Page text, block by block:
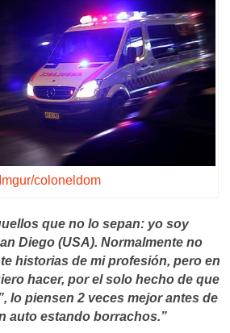
Imgur/coloneldom
que no lo sepan: yo soy
Diego (USA). Normalmente no
historias de mi profesión, pero en
hacer, por el solo hecho de que
lo piensen 2 veces mejor antes de
auto estando borrachos.”